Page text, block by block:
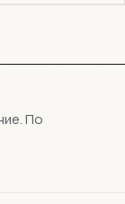
По